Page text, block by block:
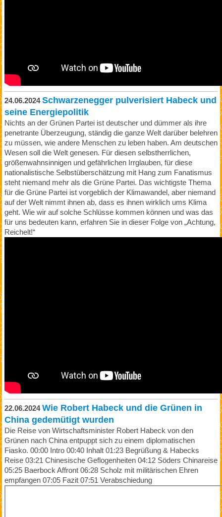
24.06.2024Schwarzenegger pulverisiert Habeck und
seine Energiepolitik
Nichts an der Grünen Partei ist deutscher und dümmer als ihre
penetrante Überzeugung, ständig die ganze Welt darüber belehren
zu müssen, wie andere Menschen zu leben haben. Am deutschen
Wesen soll die Welt genesen. Für diesen selbstherrlichen,
größenwahnsinnigen und gefährlichen Irrglauben, für diese
nationalistische Selbstüberschätzung mit Hang zum Fanatismus
steht niemand mehr als die Grüne Partei. Das wichtigste Thema
für die Grüne Partei ist vorgeblich der Klimawandel, aber niemand
auf der Welt nimmt ihnen ab, dass es ihnen wirklich ums Klima
geht. Wie wir auf solche Schlüsse kommen können und was das
für uns bedeuten kann, erfahren Sie in dieser Folge von „Achtung,
Reichelt!“
22.06.2024Wie Robert Habeck und die Grünen in
China gedemütigt wurden
Die Reise von Wirtschaftsminister Robert Habeck von den
Grünen nach China entpuppt sich zu einem diplomatischen
Fiasko. 00:00 Intro 00:40 Inhalt 01:23 Begrüßung & Habecks
Reise 03:21 Chinesische Geflogenheiten 04:12 Söders Chinareise
05:25 Baerbock Affront 06:28 Scholz mit militärischen Ehren
empfangen 07:05 Fazit 07:51 Verabschiedung